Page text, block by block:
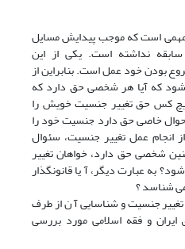
است که موجب پیدایش مسایل
نداشته است. یکی از این
بودن خود عمل است. بنابراین از
که آیا هر شخصی حق دارد که
کس حق تغییر جنسیت خویش را
خاصی حق دارد جنسیت خود را
انجام عمل تغییر جنسیت، سئوال
شخصی حق دارد، خواهان تغییر
به عبارت دیگر، آ یا قانونگذار
شناسد ؟
تغییر جنسیت و شناسایی آ ن از طرف
ایران و فقه اسلامی مورد بررسی